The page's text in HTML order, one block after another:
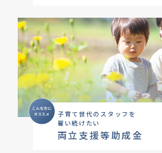
子育て世代のスタッフを
雇い続けたい
両立支援等助成金